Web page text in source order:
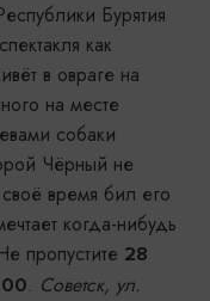
Бурятия
как
в овраге на
на месте
собаки
Чёрный не
время бил его
когда-нибудь
пропустите 28
. Советск, ул.